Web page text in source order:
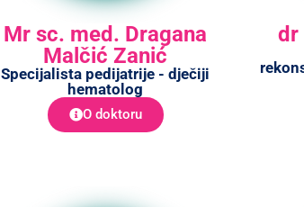
Mr sc. med. Dragana
Malčić Zanić
Specijalista pedijatrije - dječiji
hematolog
O doktoru
dr